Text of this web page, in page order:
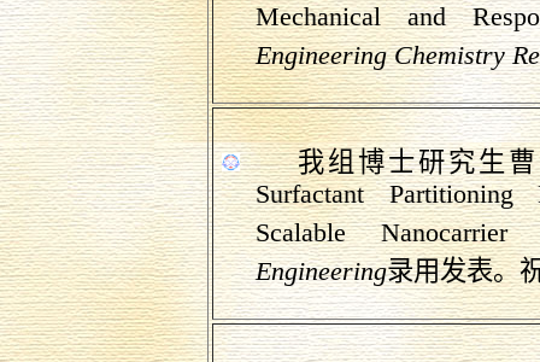
Mechanical and
Engineering Chemistry
我组博士研究生
Surfactant Partitioning
ScalableNanocarrier
Engineering录用发表。